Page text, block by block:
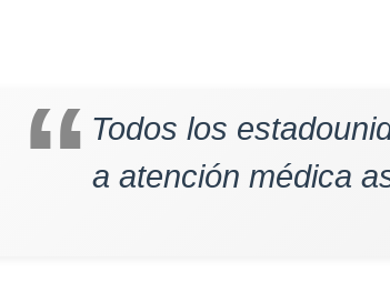
Todos los
a atención médica